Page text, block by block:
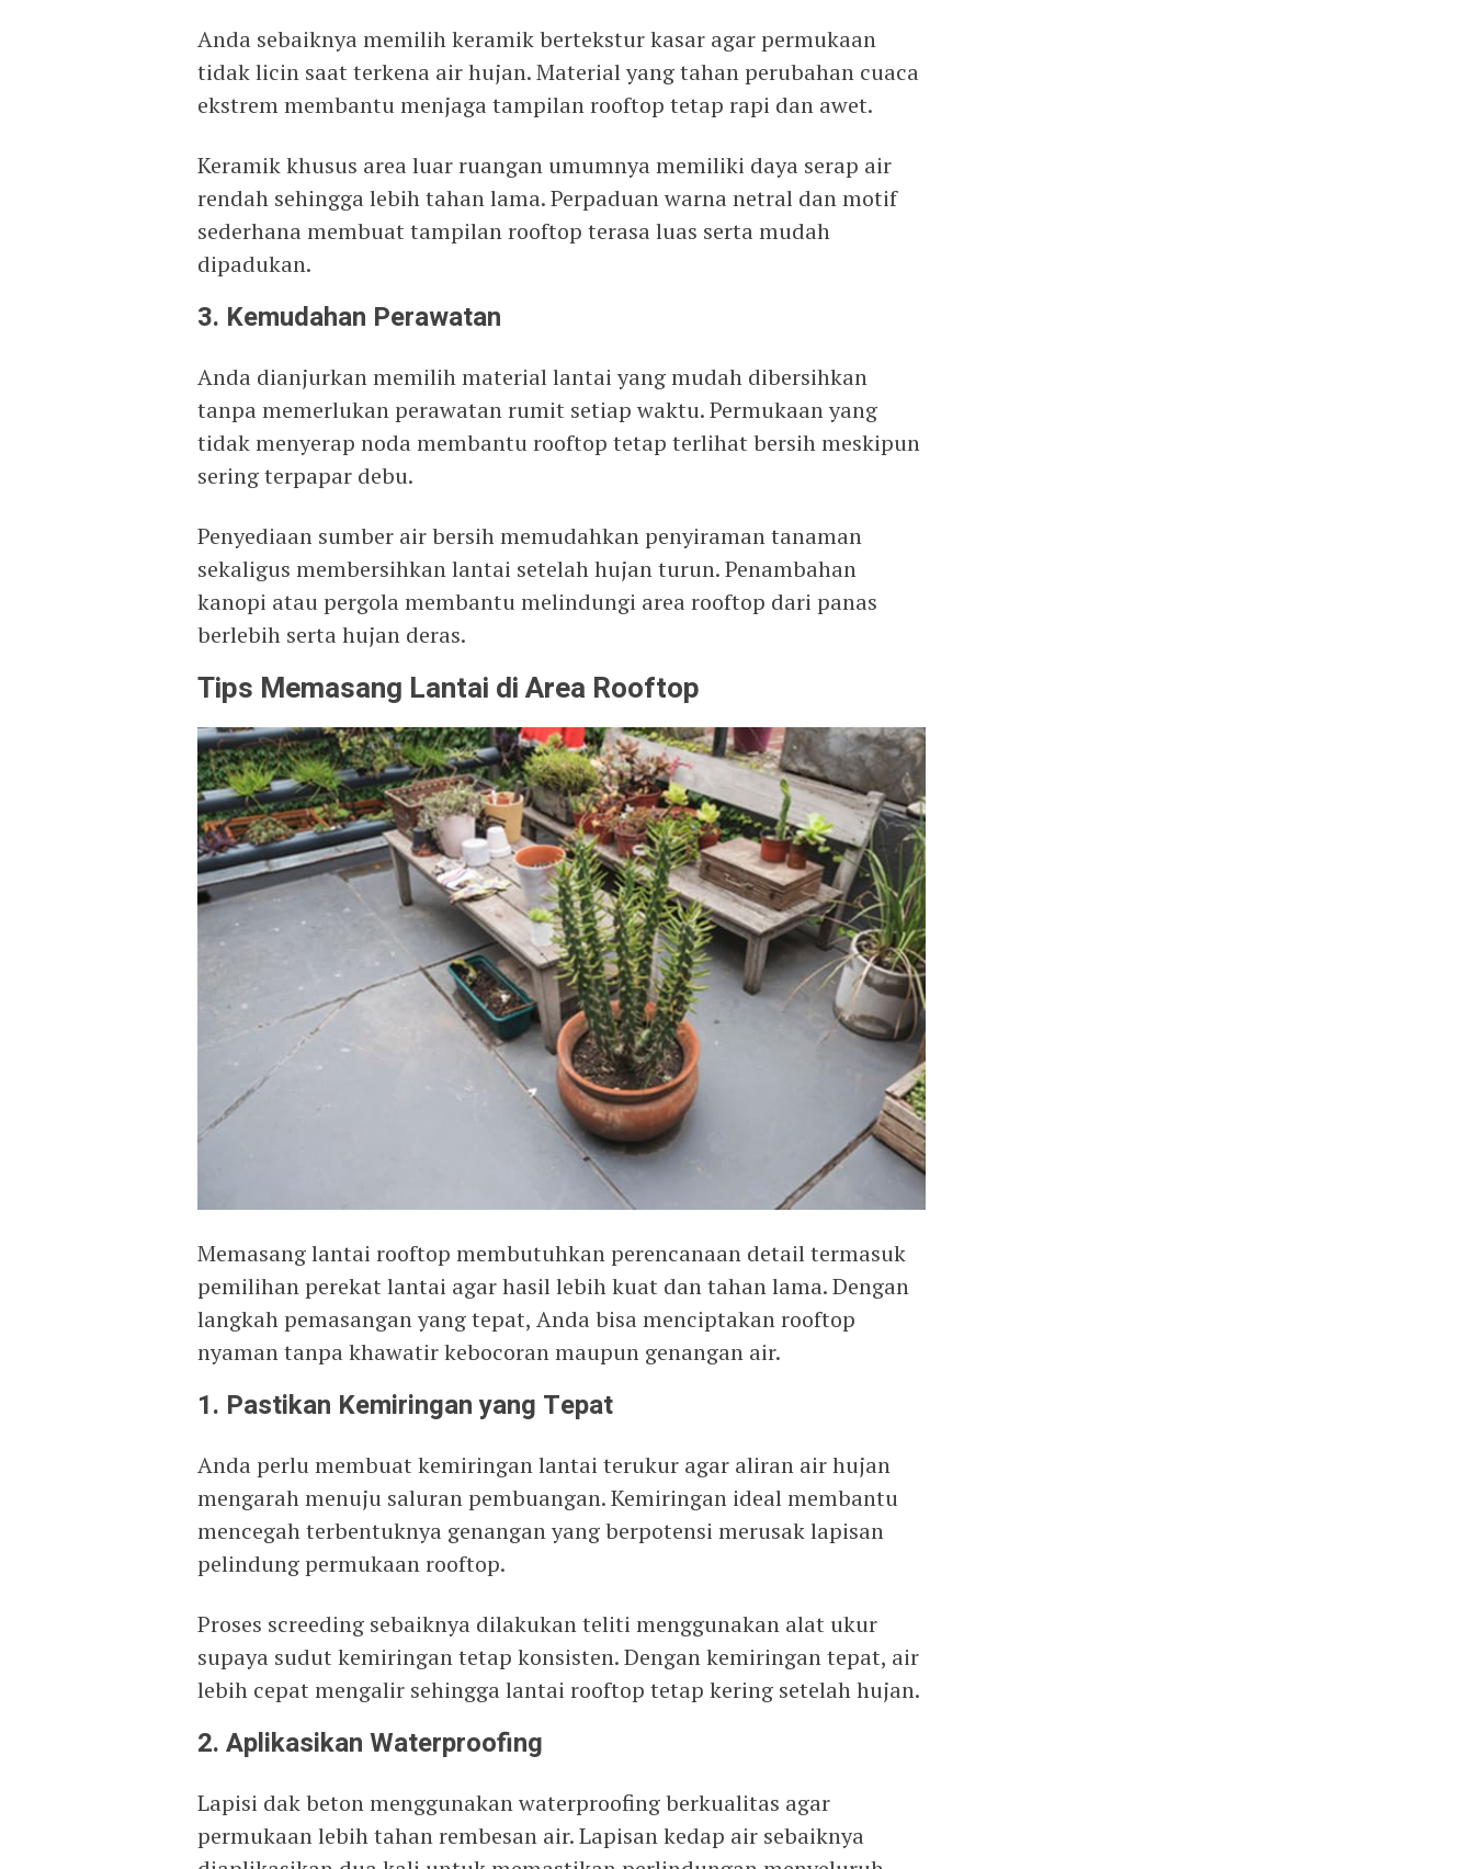
Anda sebaiknya memilih keramik bertekstur kasar agar permukaan
tidak licin saat terkena air hujan. Material yang tahan perubahan cuaca
ekstrem membantu menjaga tampilan rooftop tetap rapi dan awet.
Keramik khusus area luar ruangan umumnya memiliki daya serap air
rendah sehingga lebih tahan lama. Perpaduan warna netral dan motif
sederhana membuat tampilan rooftop terasa luas serta mudah
dipadukan.
3. Kemudahan Perawatan
Anda dianjurkan memilih material lantai yang mudah dibersihkan
tanpa memerlukan perawatan rumit setiap waktu. Permukaan yang
tidak menyerap noda membantu rooftop tetap terlihat bersih meskipun
sering terpapar debu.
Penyediaan sumber air bersih memudahkan penyiraman tanaman
sekaligus membersihkan lantai setelah hujan turun. Penambahan
kanopi atau pergola membantu melindungi area rooftop dari panas
berlebih serta hujan deras.
Tips Memasang Lantai di Area Rooftop
Memasang lantai rooftop membutuhkan perencanaan detail termasuk
pemilihan perekat lantai agar hasil lebih kuat dan tahan lama. Dengan
langkah pemasangan yang tepat, Anda bisa menciptakan rooftop
nyaman tanpa khawatir kebocoran maupun genangan air.
1. Pastikan Kemiringan yang Tepat
Anda perlu membuat kemiringan lantai terukur agar aliran air hujan
mengarah menuju saluran pembuangan. Kemiringan ideal membantu
mencegah terbentuknya genangan yang berpotensi merusak lapisan
pelindung permukaan rooftop.
Proses screeding sebaiknya dilakukan teliti menggunakan alat ukur
supaya sudut kemiringan tetap konsisten. Dengan kemiringan tepat, air
lebih cepat mengalir sehingga lantai rooftop tetap kering setelah hujan.
2. Aplikasikan Waterproofing
Lapisi dak beton menggunakan waterproofing berkualitas agar
permukaan lebih tahan rembesan air. Lapisan kedap air sebaiknya